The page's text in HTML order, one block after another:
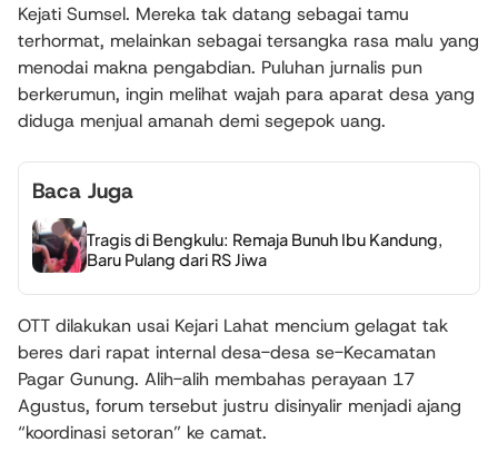
Kejati Sumsel. Mereka tak datang sebagai tamu
terhormat, melainkan sebagai tersangka rasa malu yang
menodai makna pengabdian. Puluhan jurnalis pun
berkerumun, ingin melihat wajah para aparat desa yang
diduga menjual amanah demi segepok uang.
Baca Juga
Tragis di Bengkulu: Remaja Bunuh Ibu Kandung,
Baru Pulang dari RS Jiwa
OTT dilakukan usai Kejari Lahat mencium gelagat tak
beres dari rapat internal desa-desa se-Kecamatan
Pagar Gunung. Alih-alih membahas perayaan 17
Agustus, forum tersebut justru disinyalir menjadi ajang
“koordinasi setoran” ke camat.